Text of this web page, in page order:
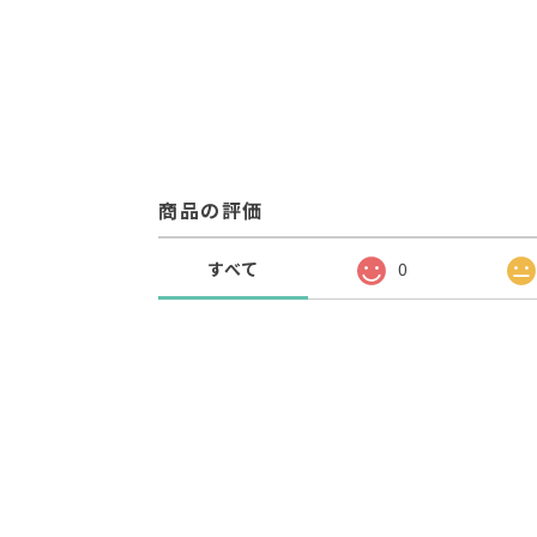
商品の評価
すべて 0